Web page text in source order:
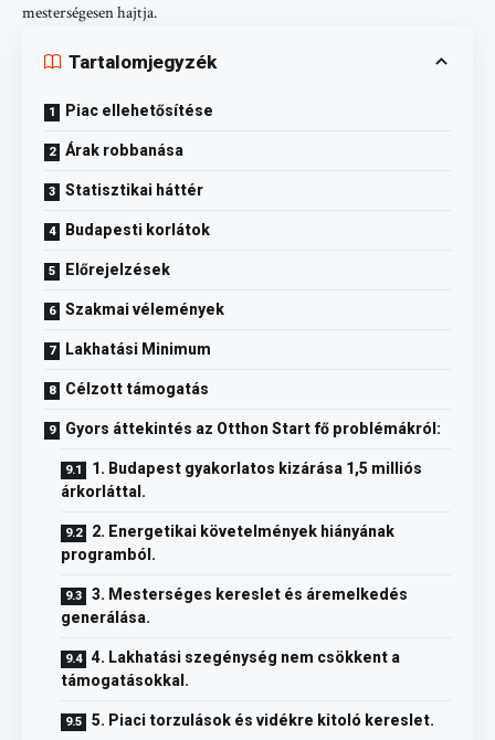
mesterségesen hajtja.
Tartalomjegyzék
Piac ellehetősítése
Árak robbanása
Statisztikai háttér
Budapesti korlátok
Előrejelzések
Szakmai vélemények
Lakhatási Minimum
Célzott támogatás
Gyors áttekintés az Otthon Start fő problémákról:
1. Budapest gyakorlatos kizárása 1,5 milliós
árkorláttal.
2. Energetikai követelmények hiányának
programból.
3. Mesterséges kereslet és áremelkedés
generálása.
4. Lakhatási szegénység nem csökkent a
támogatásokkal.
5. Piaci torzulások és vidékre kitoló kereslet.